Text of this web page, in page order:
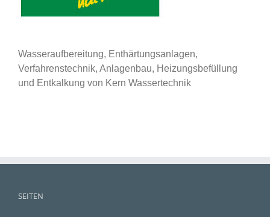
Wasseraufbereitung, Enthärtungsanlagen,
Verfahrenstechnik, Anlagenbau, Heizungsbefüllung
und Entkalkung von Kern Wassertechnik
SEITEN